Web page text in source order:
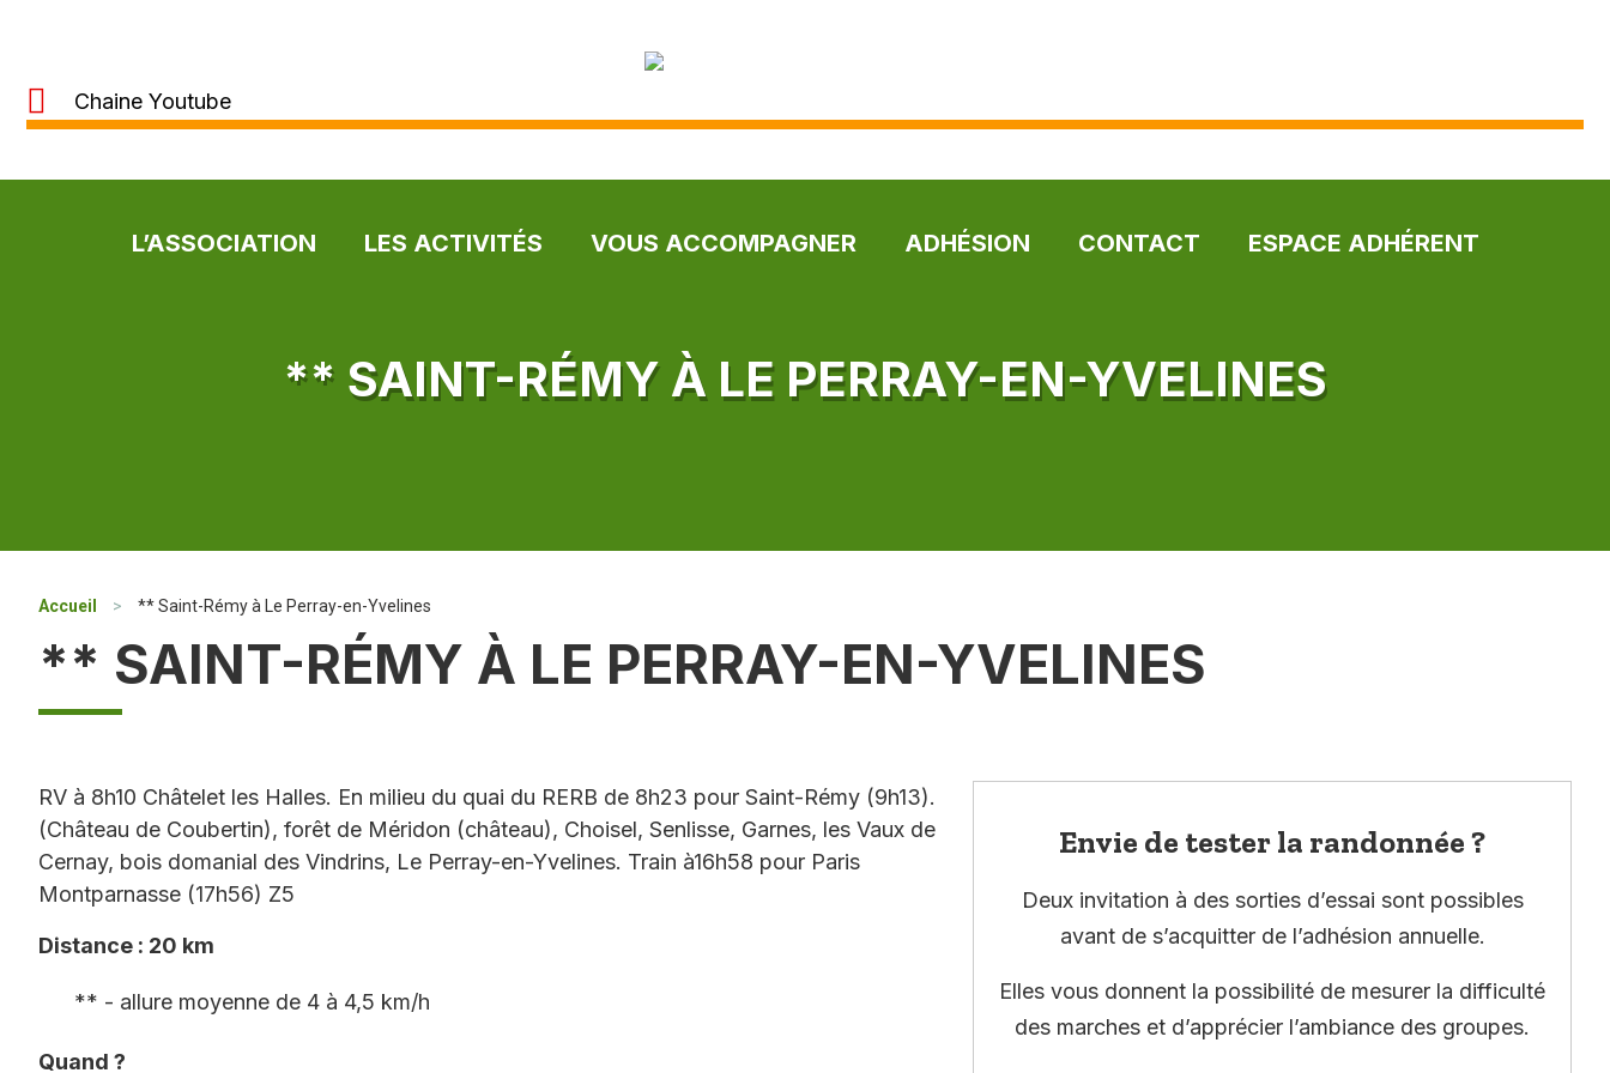
Chaine Youtube
L’ASSOCIATION LES ACTIVITÉS VOUS ACCOMPAGNER ADHÉSION CONTACT ESPACE ADHÉRENT
** SAINT-RÉMY À LE PERRAY-EN-YVELINES
Accueil > ** Saint-Rémy à Le Perray-en-Yvelines
** SAINT-RÉMY À LE PERRAY-EN-YVELINES
RV à 8h10 Châtelet les Halles. En milieu du quai du RERB de 8h23 pour Saint-Rémy (9h13).
(Château de Coubertin), forêt de Méridon (château), Choisel, Senlisse, Garnes, les Vaux de
Cernay, bois domanial des Vindrins, Le Perray-en-Yvelines. Train à16h58 pour Paris
Montparnasse (17h56) Z5
Distance : 20 km
** - allure moyenne de 4 à 4,5 km/h
Quand ?
Envie de tester la randonnée ?
Deux invitation à des sorties d’essai sont possibles
avant de s’acquitter de l’adhésion annuelle.
Elles vous donnent la possibilité de mesurer la difficulté
des marches et d’apprécier l’ambiance des groupes.